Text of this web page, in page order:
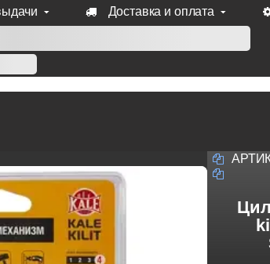
Доставка и оплата
Fratelli, Tupai, Extreza, Melodia, Forme